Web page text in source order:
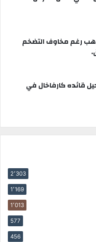
رغم مخاوف التضخم
قائده كارفاخال في
2٬303
1٬169
1٬013
577
456